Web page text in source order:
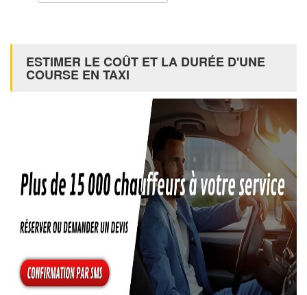
ESTIMER LE COÛT ET LA DURÉE D'UNE
COURSE EN TAXI